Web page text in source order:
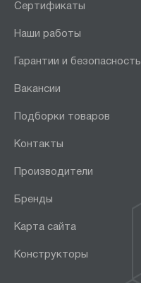
Сертификаты
Наши работы
Гарантии и безопасность
Вакансии
Подборки товаров
Контакты
Производители
Бренды
Карта сайта
Конструкторы